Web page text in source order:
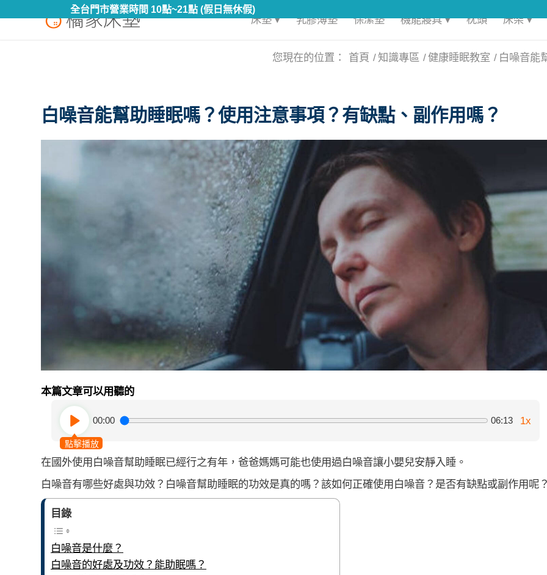
全台門市營業時間 10點~21點 (假日無休假)
床墊 ▾ 乳膠薄墊 保潔墊 機能寢具 ▾ 枕頭 床架 ▾
您現在的位置： 首頁 /知識專區 /健康睡眠教室 / 白噪音能
白噪音能幫助睡眠嗎？使用注意事項？有缺點、副作用嗎？
本篇文章可以用聽的
點擊播放
00:00 06:13 1x
在國外使用白噪音幫助睡眠已經行之有年，爸爸媽媽可能也使用過白噪音讓小嬰兒安靜入睡。
白噪音有哪些好處與功效？白噪音幫助睡眠的功效是真的嗎？該如何正確使用白噪音？是否有缺點或副作用呢
目錄
白噪音是什麼？
白噪音的好處及功效？能助眠嗎？